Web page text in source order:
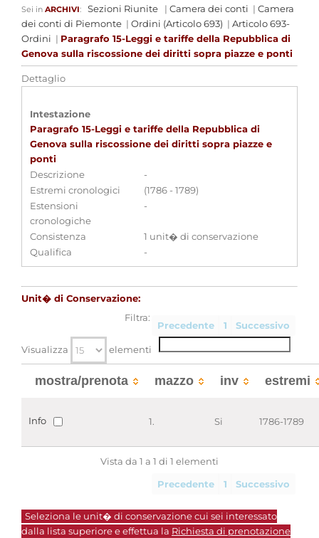
Sei in ARCHIVI: Sezioni Riunite | Camera dei conti | Camera
dei conti di Piemonte | Ordini (Articolo 693) | Articolo 693-
Ordini | Paragrafo 15-Leggi e tariffe della Repubblica di
Genova sulla riscossione dei diritti sopra piazze e ponti
Dettaglio
Intestazione
Paragrafo 15-Leggi e tariffe della Repubblica di
Genova sulla riscossione dei diritti sopra piazze e
ponti
Descrizione
-
Estremi cronologici
(1786 - 1789)
Estensioni
cronologiche
-
Consistenza
1 unit� di conservazione
Qualifica
-
Unit� di Conservazione:
Precedente 1 Successivo
Visualizza elementi
Filtra:
mostra/prenota mazzo inv estremi
Info 1. Si 1786-1789
Vista da 1 a 1 di 1 elementi
Precedente 1 Successivo
Seleziona le unit� di conservazione cui sei interessato
dalla lista superiore e effettua la Richiesta di prenotazione